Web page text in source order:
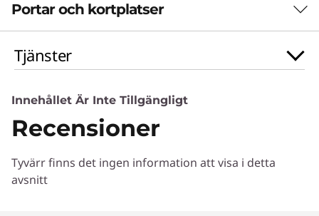
n
e
PRESTANDA
ANSLUTNINGAR
Specifikationerna kan variera beroende på region/modell.
DESIGN
Portar och kortplatser
Tjänster
Innehållet Är Inte Tillgängligt
Recensioner
Tyvärr finns det ingen information att visa i detta
avsnitt